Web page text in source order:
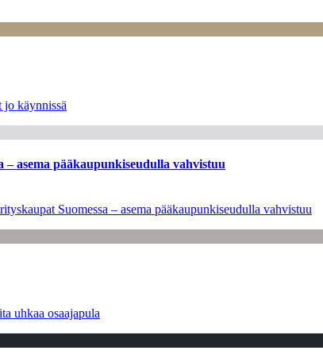
jo käynnissä
asema pääkaupunkiseudulla vahvistuu
Suomessa – asema pääkaupunkiseudulla vahvistuu
uhkaa osaajapula